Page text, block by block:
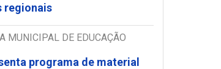
regionais
MUNICIPAL DE EDUCAÇÃO
programa de material